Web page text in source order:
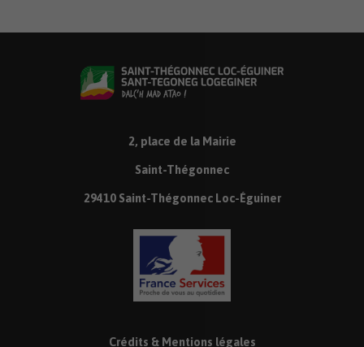
2, place de la Mairie
Saint-Thégonnec
29410 Saint-Thégonnec Loc-Éguiner
Crédits & Mentions légales